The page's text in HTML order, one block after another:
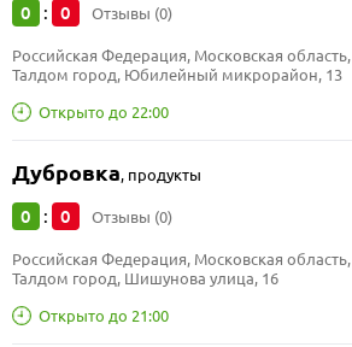
0 : 0 Отзывы (0)
Открыто до 22:00
Российская Федерация, Московская область,
Талдом город, Юбилейный микрорайон, 13
Дубровка, продукты
0 : 0 Отзывы (0)
Открыто до 21:00
Российская Федерация, Московская область,
Талдом город, Шишунова улица, 16